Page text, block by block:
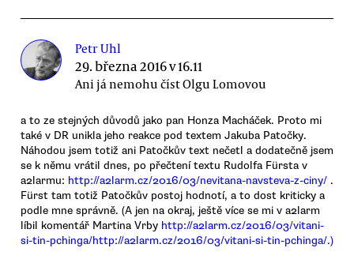
Petr Uhl
29. března 2016 v 16.11
Ani já nemohu číst Olgu Lomovou
a to ze stejných důvodů jako pan Honza Macháček. Proto mi
také v DR unikla jeho reakce pod textem Jakuba Patočky.
Náhodou jsem totiž ani Patočkův text nečetl a dodatečně jsem
se k němu vrátil dnes, po přečtení textu Rudolfa Fürsta v
a2larmu: http://a2larm.cz/2016/03/nevitana-navsteva-z-ciny/ .
Fürst tam totiž Patočkův postoj hodnotí, a to dost kriticky a
podle mne správně. (A jen na okraj, ještě více se mi v a2larm
líbil komentář Martina Vrby http://a2larm.cz/2016/03/vitani-
si-tin-pchinga/http://a2larm.cz/2016/03/vitani-si-tin-pchinga/.)